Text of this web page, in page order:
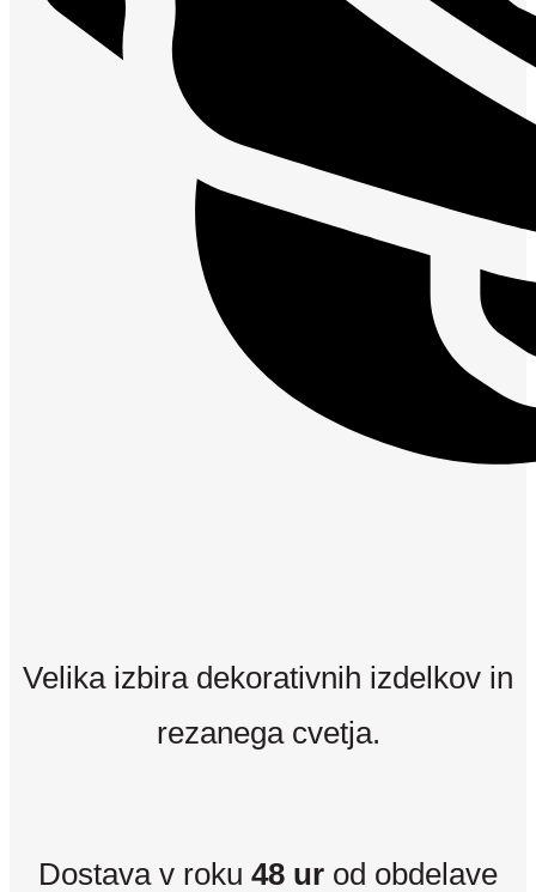
Velika izbira dekorativnih izdelkov in
rezanega cvetja.
Dostava v roku 48 ur od obdelave